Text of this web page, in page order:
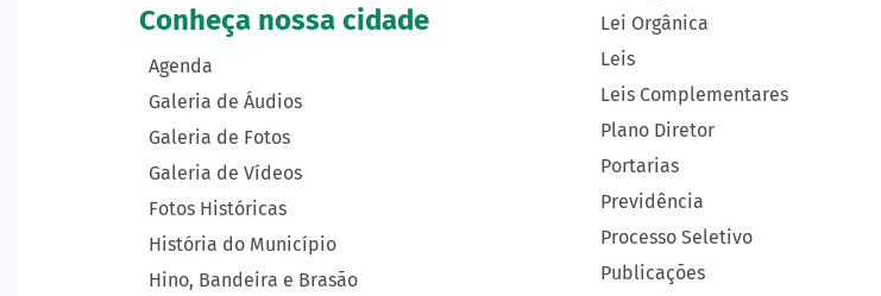
Conheça nossa cidade
Agenda
Galeria de Áudios
Galeria de Fotos
Galeria de Vídeos
Fotos Históricas
História do Município
Hino, Bandeira e Brasão
Lei Orgânica
Leis
Leis Complementares
Plano Diretor
Portarias
Previdência
Processo Seletivo
Publicações